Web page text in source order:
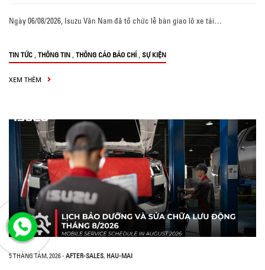
Ngày 06/08/2026, Isuzu Vân Nam đã tổ chức lễ bàn giao lô xe tải…
TIN TỨC , THÔNG TIN , THÔNG CÁO BÁO CHÍ , SỰ KIỆN
XEM THÊM
5 THÁNG TÁM, 2026- AFTER-SALES, HAU-MAI